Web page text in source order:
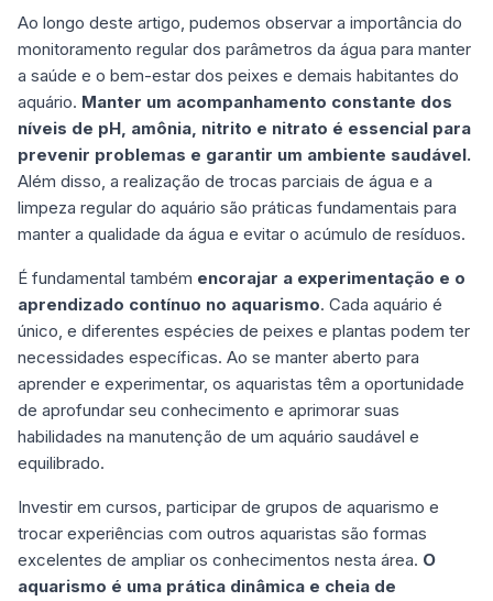
Ao longo deste artigo, pudemos observar a importância do
monitoramento regular dos parâmetros da água para manter
a saúde e o bem-estar dos peixes e demais habitantes do
aquário. Manter um acompanhamento constante dos
níveis de pH, amônia, nitrito e nitrato é essencial para
prevenir problemas e garantir um ambiente saudável.
Além disso, a realização de trocas parciais de água e a
limpeza regular do aquário são práticas fundamentais para
manter a qualidade da água e evitar o acúmulo de resíduos.
É fundamental também encorajar a experimentação e o
aprendizado contínuo no aquarismo. Cada aquário é
único, e diferentes espécies de peixes e plantas podem ter
necessidades específicas. Ao se manter aberto para
aprender e experimentar, os aquaristas têm a oportunidade
de aprofundar seu conhecimento e aprimorar suas
habilidades na manutenção de um aquário saudável e
equilibrado.
Investir em cursos, participar de grupos de aquarismo e
trocar experiências com outros aquaristas são formas
excelentes de ampliar os conhecimentos nesta área. O
aquarismo é uma prática dinâmica e cheia de